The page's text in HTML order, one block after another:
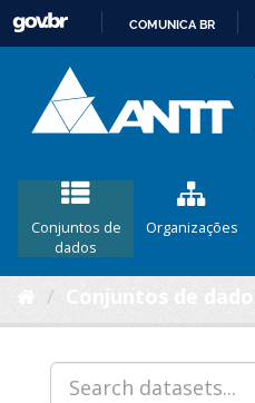
COMUNICA BR
Conjuntos de
dados
Organizações